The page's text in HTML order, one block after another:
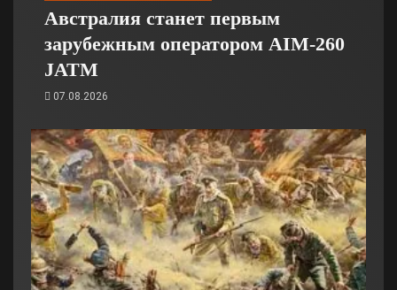
Австралия станет первым
зарубежным оператором AIM-260
JATM
07.08.2026